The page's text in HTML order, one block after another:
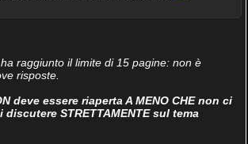
raggiunto il limite di 15 pagine: non è
risposte.
deve essere riaperta A MENO CHE non ci
STRETTAMENTE sul tema